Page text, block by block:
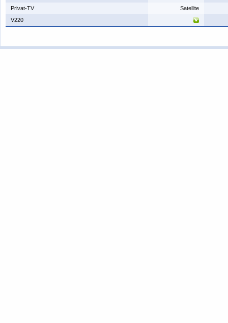
​Privat-TV
Satellite
​V220